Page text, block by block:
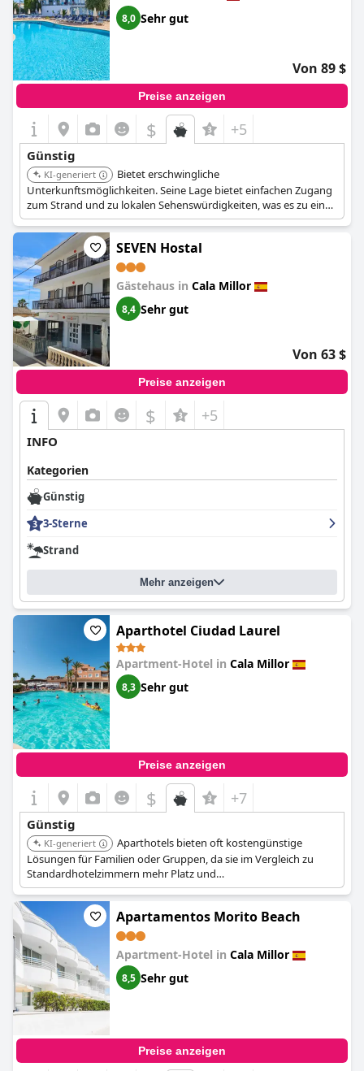
8,0 Sehr gut
Von 89 $
Preise anzeigen
$ +5
Günstig
KI-generiert
Bietet erschwingliche
Unterkunftsmöglichkeiten. Seine Lage bietet einfachen Zugang
zum Strand und zu lokalen Sehenswürdigkeiten, was es zu einer
praktischen Wahl für preisbewusste Reisende macht.
SEVEN Hostal
Gästehaus in Cala Millor
8,4 Sehr gut
Von 63 $
Preise anzeigen
$ +5
INFO
Kategorien
Günstig
3-Sterne
Strand
Mehr anzeigen
Aparthotel Ciudad Laurel
Apartment-Hotel in Cala Millor
8,3 Sehr gut
Preise anzeigen
$ +7
Günstig
KI-generiert
Aparthotels bieten oft kostengünstige
Lösungen für Familien oder Gruppen, da sie im Vergleich zu
Standardhotelzimmern mehr Platz und
Selbstversorgereinrichtungen bieten. Dies kann dazu beitragen,
die Verpflegungskosten zu senken.
Apartamentos Morito Beach
Apartment-Hotel in Cala Millor
8,5 Sehr gut
Preise anzeigen